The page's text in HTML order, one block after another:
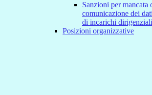
Sanzioni per mancata
comunicazione dei
di incarichi dirigenziali
Posizioni organizzative